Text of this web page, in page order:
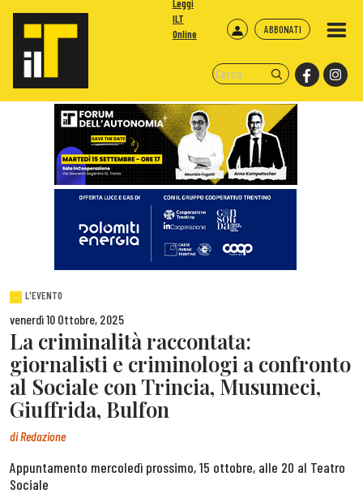
ABBONATI
Leggi
ILT
Online
L'EVENTO
venerdì 10 Ottobre, 2025
La criminalità raccontata:
giornalisti e criminologi a confronto
al Sociale con Trincia, Musumeci,
Giuffrida, Bulfon
diRedazione
Appuntamento mercoledì prossimo, 15 ottobre, alle 20 al Teatro
Sociale